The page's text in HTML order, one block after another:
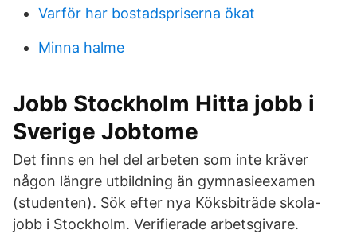
Varför har bostadspriserna ökat
Minna halme
Jobb Stockholm Hitta jobb i
Sverige Jobtome
Det finns en hel del arbeten som inte kräver
någon längre utbildning än gymnasieexamen
(studenten). Sök efter nya Köksbiträde skola-
jobb i Stockholm. Verifierade arbetsgivare.